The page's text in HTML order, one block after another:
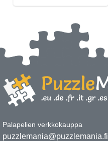
Palapelien verkkokauppa
puzzlemania@puzzlemania.fi